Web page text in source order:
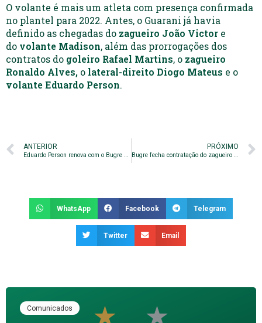
O volante é mais um atleta com presença confirmada
no plantel para 2022. Antes, o Guarani já havia
definido as chegadas do zagueiro João Victor e
do volante Madison, além das prorrogações dos
contratos do goleiro Rafael Martins, o zagueiro
Ronaldo Alves, o lateral-direito Diogo Mateus e o
volante Eduardo Person.
ANTERIOR
Eduardo Person renova com o Bugre por mais uma temporada
PRÓXIMO
Bugre fecha contratação do zagueiro Derlan para 2022
WhatsApp Facebook Telegram
Twitter Email
Comunicados